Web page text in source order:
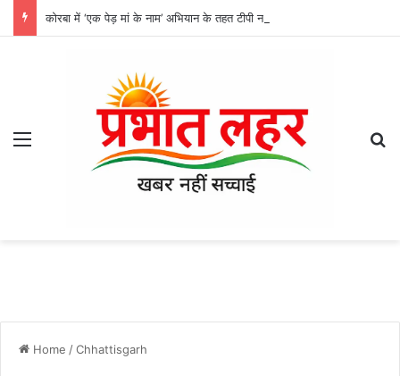
Menu
Home /Chhattisgarh